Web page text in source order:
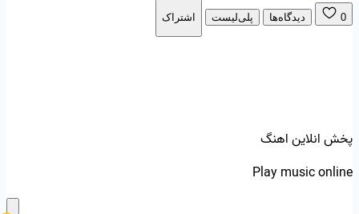
0 دیدگاه‌ها پلی‌لیست اشتراک
پخش انلاین اهنگ
Play music online